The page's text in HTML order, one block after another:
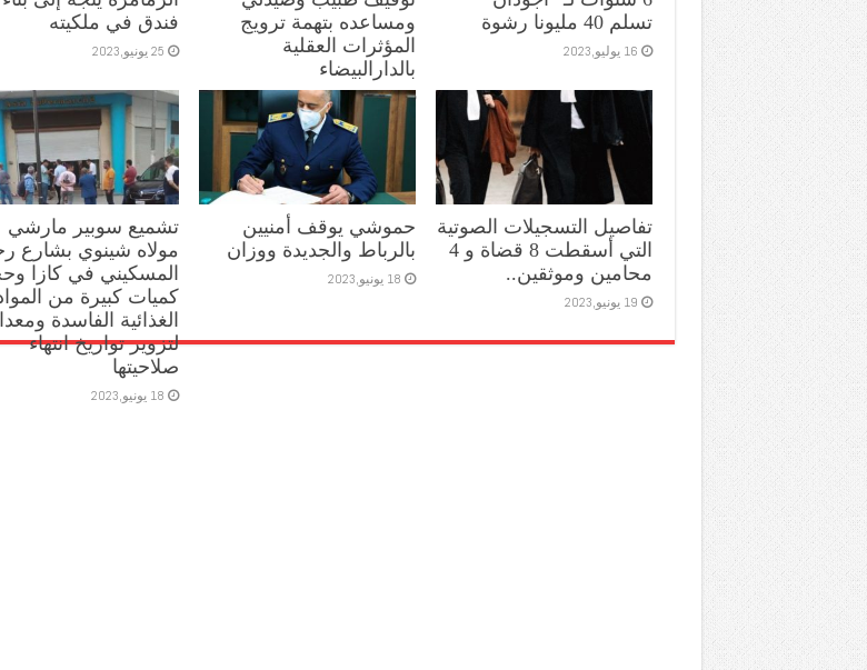
تسلم 40 مليونا رشوة
16 يوليو,2023
ومساعده بتهمة ترويج
المؤثرات العقلية
بالدارالبيضاء
11 يوليو,2023
فندق في ملكيته
25 يونيو,2023
تفاصيل التسجيلات الصوتية
التي أسقطت 8 قضاة و 4
محامين وموثقين..
19 يونيو,2023
حموشي يوقف أمنيين
بالرباط والجديدة ووزان
18 يونيو,2023
تشميع سوبير مارشي
مولاه شينوي بشارع
المسكيني في كازا
كميات كبيرة من
الغذائية الفاسدة
لتزوير تواريخ انتهاء
صلاحيتها
18 يونيو,2023